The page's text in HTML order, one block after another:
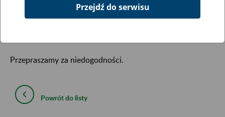
Jednoczenie informujemy, że cały czas pracujemy nad
Przepraszamy za niedogodności.
Powrót do listy
Przejdź do serwisu